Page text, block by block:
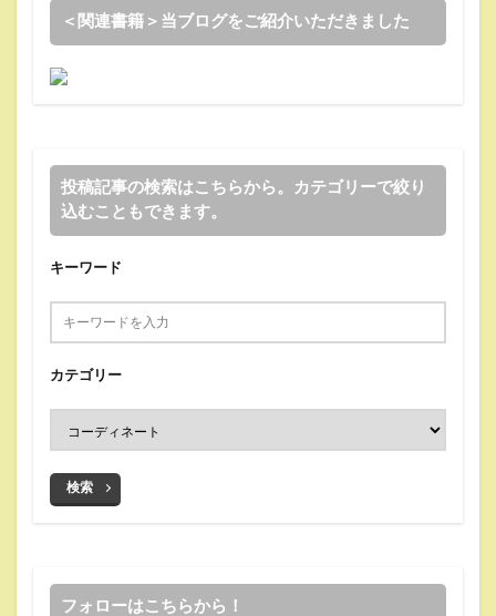
＜関連書籍＞当ブログをご紹介いただきました
投稿記事の検索はこちらから。カテゴリーで絞り
込むこともできます。
キーワード
カテゴリー
検索
フォローはこちらから！